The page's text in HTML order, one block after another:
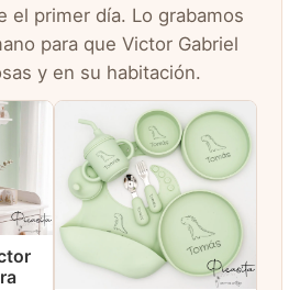
el primer día. Lo grabamos
para que Victor Gabriel
y en su habitación.